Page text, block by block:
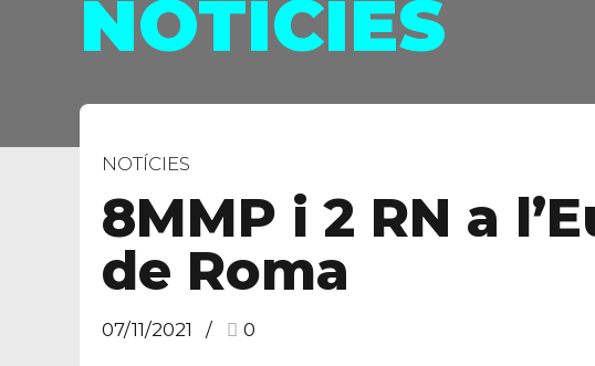
NOTÍCIES
NOTÍCIES
8MMP i 2 RN a
de Roma
07/11/2021 0